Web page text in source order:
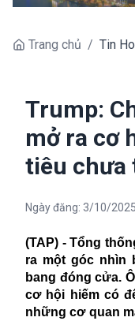
Trang chủ / Tin
Trump:
mở ra cơ
tiêu chưa
Ngày đăng: 3/10/2025
(TAP) - Tổng
ra một góc nhìn
bang đóng cửa.
cơ hội hiếm có
những cơ quan